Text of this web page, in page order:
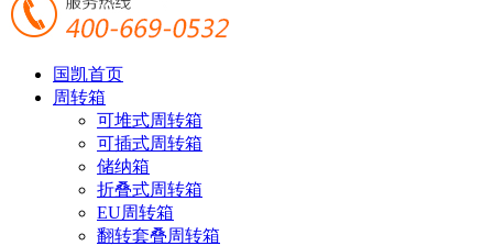
国凯首页
周转箱
可堆式周转箱
可插式周转箱
储纳箱
折叠式周转箱
EU周转箱
翻转套叠周转箱